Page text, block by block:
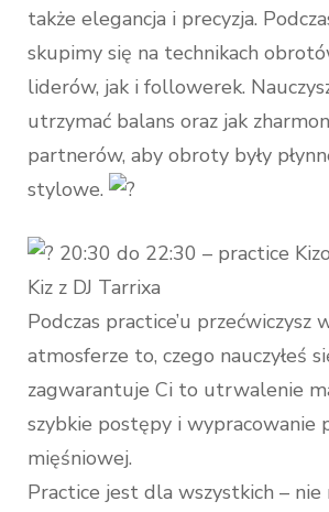
także elegancja i precyzja.
skupimy się na technikach
liderów, jak i followerek.
utrzymać balans oraz jak
partnerów, aby obroty były
stylowe.
20:30 do 22:30 – practice
Kiz z DJ Tarrixa
Podczas practice’u przećwiczysz
atmosferze to, czego nauczyłeś
zagwarantuje Ci to utrwalenie
szybkie postępy i wypracowanie
mięśniowej.
Practice jest dla wszystkich – nie